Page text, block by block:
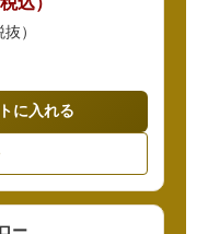
）
に入れる